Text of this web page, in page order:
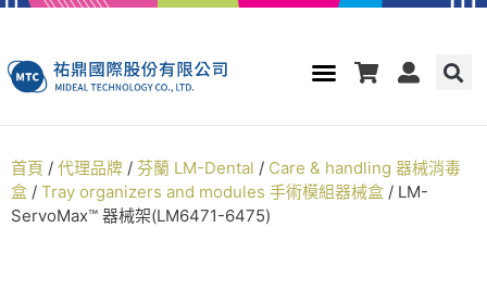
首頁 / 代理品牌 / 芬蘭 LM-Dental / Care & handling 器械消毒
盒 / Tray organizers and modules 手術模組器械盒 / LM-
ServoMax™ 器械架(LM6471-6475)